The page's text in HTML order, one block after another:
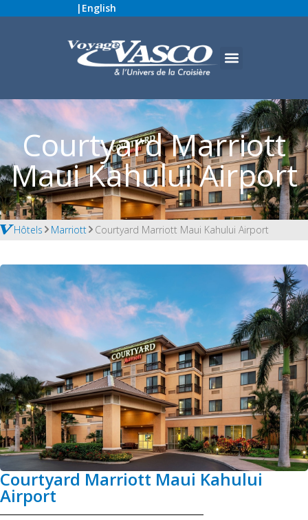
| English
Courtyard Marriott
Maui Kahului Airport
Hôtels Marriott Courtyard Marriott Maui Kahului Airport
Courtyard Marriott Maui Kahului
Airport